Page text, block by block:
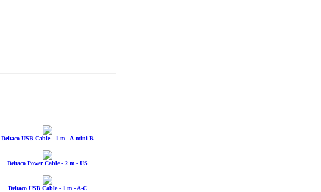
Deltaco USB Cable - 1 m - A-mini B
Deltaco Power Cable - 2 m - US
Deltaco USB Cable - 1 m - A-C